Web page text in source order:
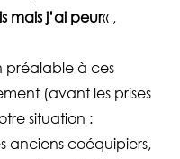
mais j’ai peur« ,
préalable à ces
(avant les prises
situation :
anciens coéquipiers,